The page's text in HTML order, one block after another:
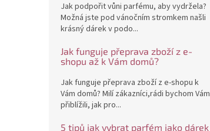
Jak podpořit vůni parfému, aby vydržela?
Možná jste pod vánočním stromkem našli
krásný dárek v podo...
Jak funguje přeprava zboží z e-
shopu až k Vám domů?
Jak funguje přeprava zboží z e-shopu k
Vám domů? Milí zákazníci,rádi bychom Vám
přiblížili, jak pro...
5 tipů jak vybrat parfém jako dárek